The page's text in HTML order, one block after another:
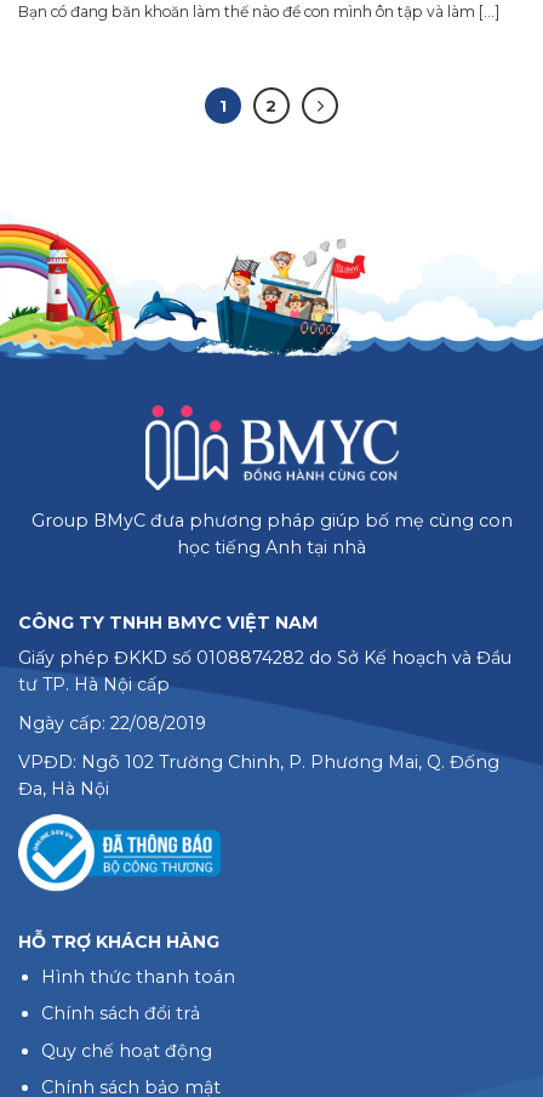
Bạn có đang băn khoăn làm thế nào để con mình ôn tập và làm [...]
1 2
Group BMyC đưa phương pháp giúp bố mẹ cùng con
học tiếng Anh tại nhà
CÔNG TY TNHH BMYC VIỆT NAM
Giấy phép ĐKKD số 0108874282 do Sở Kế hoạch và Đầu
tư TP. Hà Nội cấp
Ngày cấp: 22/08/2019
VPĐD: Ngõ 102 Trường Chinh, P. Phương Mai, Q. Đống
Đa, Hà Nội
HỖ TRỢ KHÁCH HÀNG
Hình thức thanh toán
Chính sách đổi trả
Quy chế hoạt động
Chính sách bảo mật